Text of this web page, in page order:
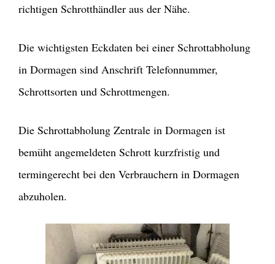
richtigen Schrotthändler aus der Nähe.
Die wichtigsten Eckdaten bei einer Schrottabholung
in Dormagen sind Anschrift Telefonnummer,
Schrottsorten und Schrottmengen.
Die Schrottabholung Zentrale in Dormagen ist
bemüht angemeldeten Schrott kurzfristig und
termingerecht bei den Verbrauchern in Dormagen
abzuholen.